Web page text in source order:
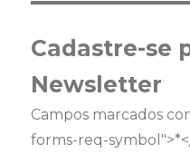
Cadastre-se
Newsletter
Campos marcados
forms-req-